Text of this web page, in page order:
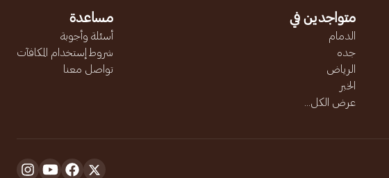
متواجدين في
الدمام
جده
الرياض
الخبر
عرض الكل...
مساعدة
أسئلة وأجوبة
شروط إستخدام المكافآت
تواصل معنا